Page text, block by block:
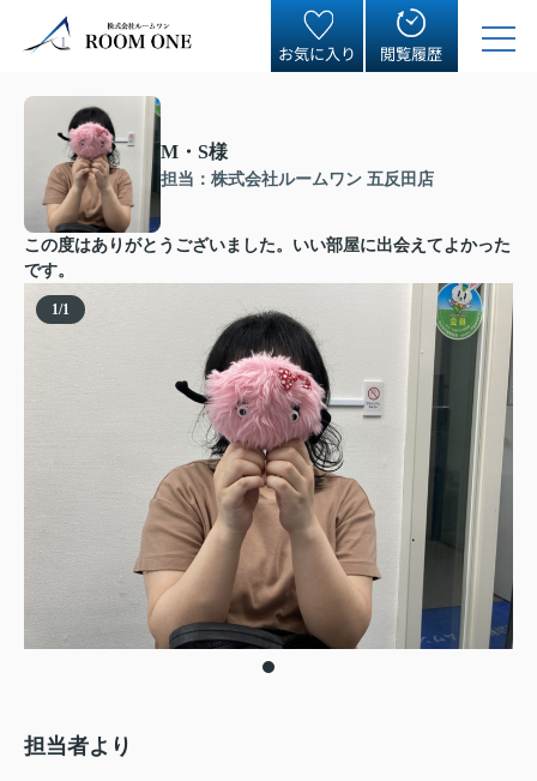
お気に入り 閲覧履歴
M・S様
担当：株式会社ルームワン 五反田店
この度はありがとうございました。いい部屋に出会えてよかった
です。
1/1
担当者より